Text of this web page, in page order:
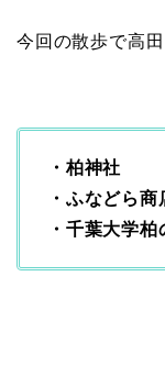
今回の散歩で高
・柏神社
・ふなどら商
・千葉大学